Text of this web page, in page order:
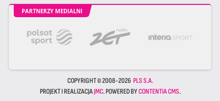
PARTNERZY MEDIALNI
COPYRIGHT © 2008-2026 PLS S.A.
PROJEKT I REALIZACJAJMC. POWERED BYCONTENTIA CMS.